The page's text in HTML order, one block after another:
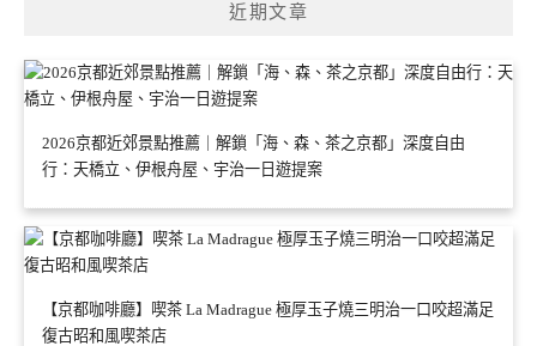
近期文章
2026京都近郊景點推薦｜解鎖「海、森、茶之京都」深度自由
行：天橋立、伊根舟屋、宇治一日遊提案
【京都咖啡廳】喫茶 La Madrague 極厚玉子燒三明治一口咬超滿足
復古昭和風喫茶店